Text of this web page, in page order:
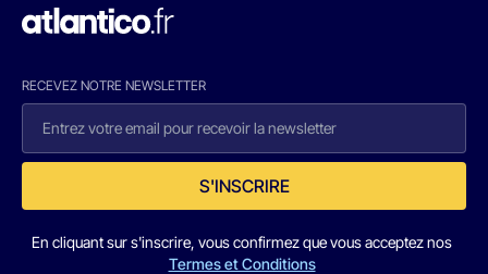
RECEVEZ NOTRE NEWSLETTER
S'INSCRIRE
En cliquant sur s'inscrire, vous confirmez que vous acceptez nos
Termes et Conditions